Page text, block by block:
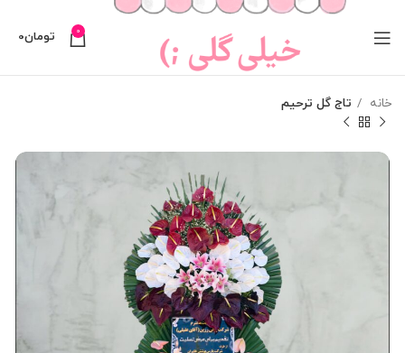
0 تومان0
خانه تاج گل ترحیم